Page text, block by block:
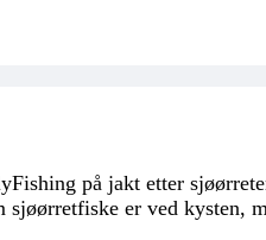
på jakt etter
sjøørretfiske er ved kysten,